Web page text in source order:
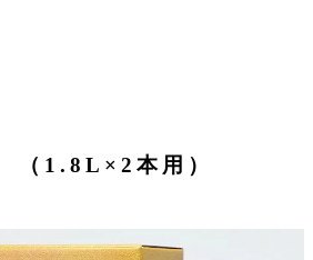
（1.8L×2本用）